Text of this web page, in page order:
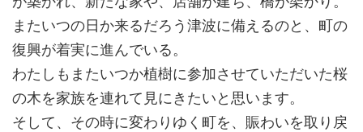
またいつの日か来るだろう津波に備えるのと、町の
復興が着実に進んでいる。
わたしもまたいつか植樹に参加させていただいた桜
の木を家族を連れて見にきたいと思います。
そして、その時に変わりゆく町を、賑わいを取り戻